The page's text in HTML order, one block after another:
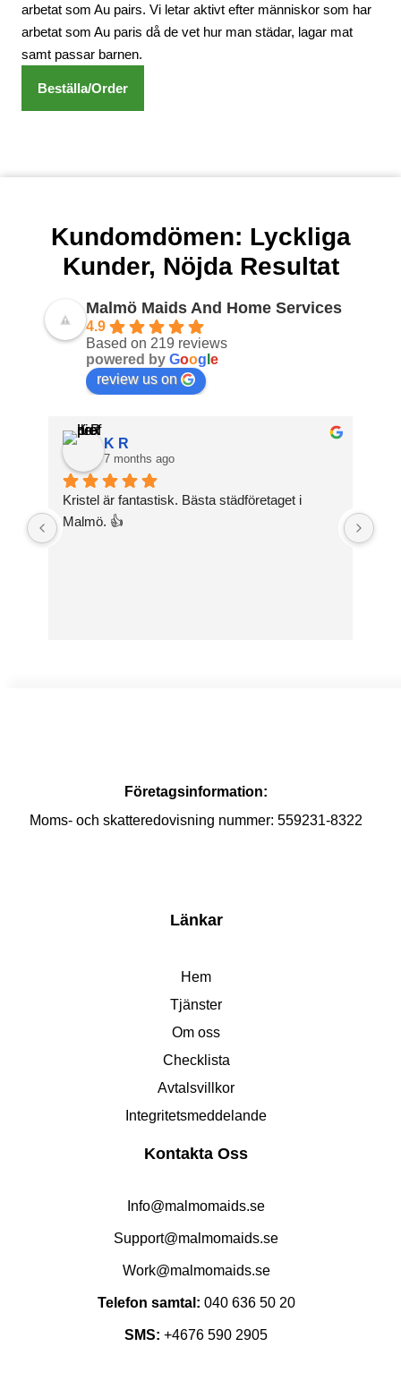
arbetat som Au pairs. Vi letar aktivt efter människor som har
arbetat som Au paris då de vet hur man städar, lagar mat
samt passar barnen.
Beställa/Order
Kundomdömen: Lyckliga
Kunder, Nöjda Resultat
Malmö Maids And Home Services
4.9
Based on 219 reviews
powered by Goog e
review us on
K R
7 months ago
Kristel är fantastisk. Bästa städföretaget i
Malmö. 👍
Företagsinformation:
Moms- och skatteredovisning nummer: 559231-8322
Länkar
Hem
Tjänster
Om oss
Checklista
Avtalsvillkor
Integritetsmeddelande
Kontakta Oss
Info@malmomaids.se
Support@malmomaids.se
Work@malmomaids.se
Telefon samtal: 040 636 50 20
SMS: +4676 590 2905